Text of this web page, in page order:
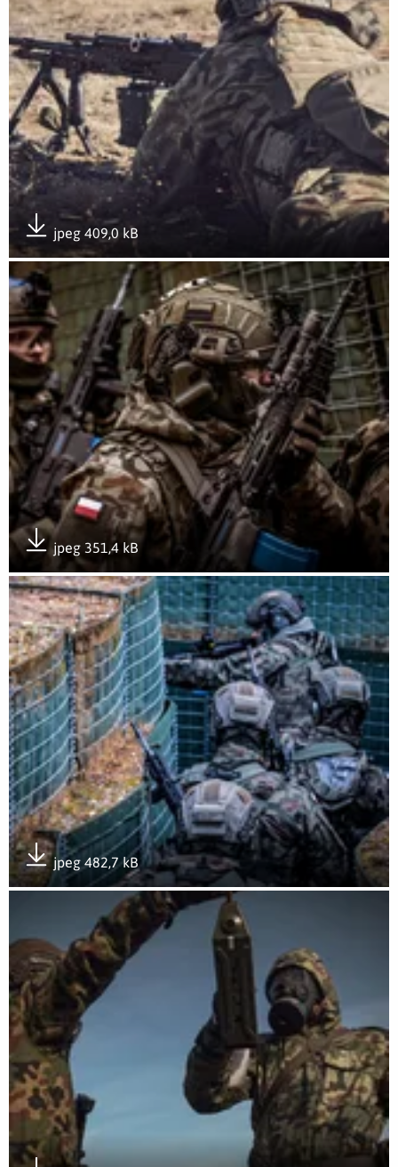
jpeg 409,0 kB
Pobierz załącznik
Otwórz załącznik OGNISTY PAŁAC 25 w 12 Wielkopolskiej
jpeg 351,4 kB
Pobierz załącznik
Otwórz załącznik OGNISTY PAŁAC 25 w 12 Wielkopolskiej
jpeg 482,7 kB
Pobierz załącznik
Otwórz załącznik OGNISTY PAŁAC 25 w 12 Wielkopolskiej